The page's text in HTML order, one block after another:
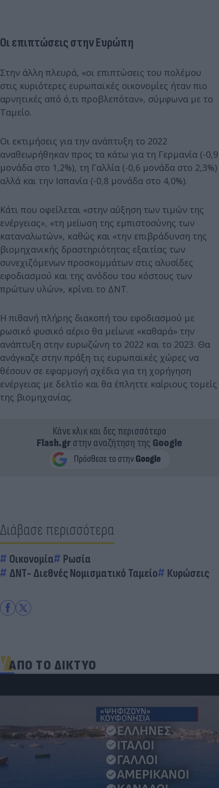
Οι επιπτώσεις στην Ευρώπη
Στην άλλη πλευρά, «οι επιπτώσεις του πολέμου
στις κυριότερες ευρωπαϊκές οικονομίες ήταν πιο
αρνητικές από ό,τι προβλεπόταν», σύμφωνα με το
Ταμείο.
Οι εκτιμήσεις για την ανάπτυξη το 2022
αναθεωρήθηκαν προς τα κάτω για τη Γερμανία (-0,9
μονάδα στο 1,2%), τη Γαλλία (-0,6 μονάδα στο 2,3%)
αλλά και την Ισπανία (-0,8 μονάδα στο 4,0%).
Κάτι που οφείλεται «στην αύξηση των τιμών της
ενέργειας», «τη μείωση της εμπιστοσύνης των
καταναλωτών», καθώς και «την επιβράδυνση της
βιομηχανικής δραστηριότητας εξαιτίας των
συνεχιζόμενων προσκομμάτων στις αλυσίδες
εφοδιασμού και της ανόδου του κόστους των
πρώτων υλών», κρίνει το ΔΝΤ.
Η πιθανή πλήρης διακοπή του εφοδιασμού με
ρωσικό φυσικό αέριο θα μείωνε «καθαρά» την
ανάπτυξη στην ευρωζώνη το 2022 και το 2023. Θα
ανάγκαζε στην πράξη τις ευρωπαϊκές χώρες να
θέσουν σε εφαρμογή σχέδια για τη χορήγηση
ενέργειας με δελτίο και θα έπληττε καίριους τομείς
της βιομηχανίας.
Κάνε κλικ και δες περισσότερο
Flash.grστην αναζήτηση της Google
Διάβασε περισσότερα
Οικονομία
Ρωσία
ΔΝΤ- Διεθνές Νομισματικό Ταμείο
Κυρώσεις
ΑΠΟ ΤΟ ΔΙΚΤΥΟ